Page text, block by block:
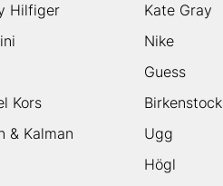
Hilfiger Kate Gray
Nike
Guess
Kors
Birkenstock
& Kalman
Ugg
Högl